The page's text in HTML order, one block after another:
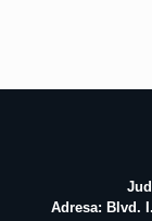
Adresa: Blvd.